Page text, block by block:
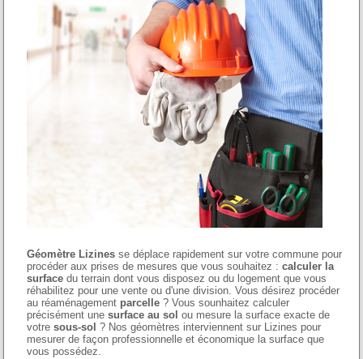
Géomètre Lizines se déplace rapidement sur votre commune pour
procéder aux prises de mesures que vous souhaitez :calculer la
surface du terrain dont vous disposez ou du logement que vous
réhabilitez pour une vente ou d'une division. Vous désirez procéder
au réaménagement parcelle ? Vous sounhaitez calculer
précisément unesurface au sol ou mesure la surface exacte de
votresous-sol ? Nos géomètres interviennent sur Lizines pour
mesurer de façon professionnelle et économique la surface que
vous possédez.